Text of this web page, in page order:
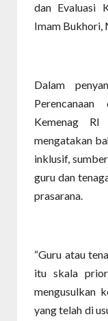
dan Evaluasi
Imam Bukhori,
Dalam
Kemenag
mengatakan
inklusif,
guru dan
prasarana.
“Guru atau
itu skala
mengusulkan
yang telah di